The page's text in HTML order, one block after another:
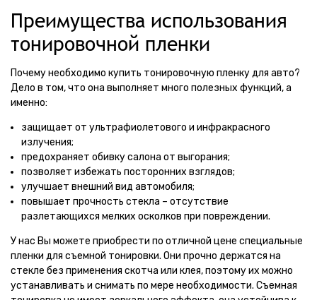
Преимущества использования
тонировочной пленки
Почему необходимо купить тонировочную пленку для авто?
Дело в том, что она выполняет много полезных функций, а
именно:
защищает от ультрафиолетового и инфракрасного
излучения;
предохраняет обивку салона от выгорания;
позволяет избежать посторонних взглядов;
улучшает внешний вид автомобиля;
повышает прочность стекла – отсутствие
разлетающихся мелких осколков при повреждении.
У нас Вы можете приобрести по отличной цене специальные
пленки для съемной тонировки. Они прочно держатся на
стекле без применения скотча или клея, поэтому их можно
устанавливать и снимать по мере необходимости. Съемная